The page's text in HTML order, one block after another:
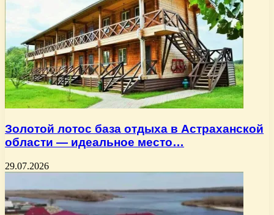
Золотой лотос база отдыха в Астраханской
области — идеальное место…
29.07.2026